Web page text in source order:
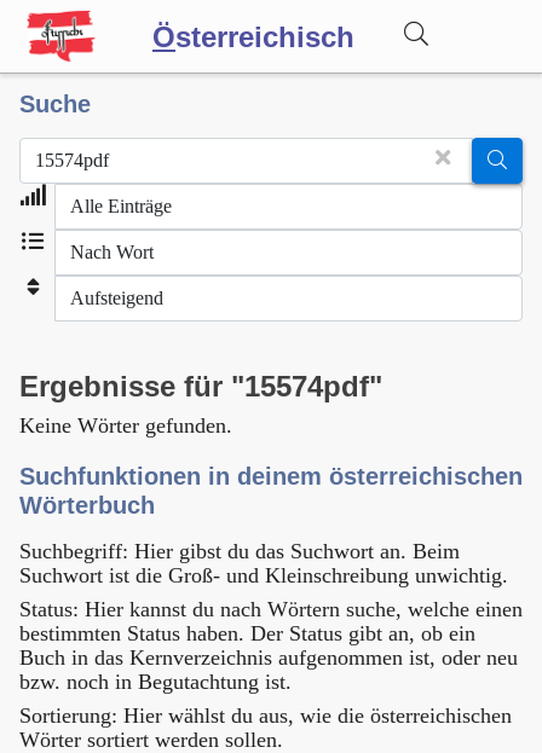
Österreichisch
Wörterbuch
Forum
Blog
Suche
Ergebnisse für "15574pdf"
Keine Wörter gefunden.
Suchfunktionen in deinem österreichischen
Wörterbuch
Suchbegriff: Hier gibst du das Suchwort an. Beim
Suchwort ist die Groß- und Kleinschreibung unwichtig.
Status: Hier kannst du nach Wörtern suche, welche einen
bestimmten Status haben. Der Status gibt an, ob ein
Buch in das Kernverzeichnis aufgenommen ist, oder neu
bzw. noch in Begutachtung ist.
Sortierung: Hier wählst du aus, wie die österreichischen
Wörter sortiert werden sollen.